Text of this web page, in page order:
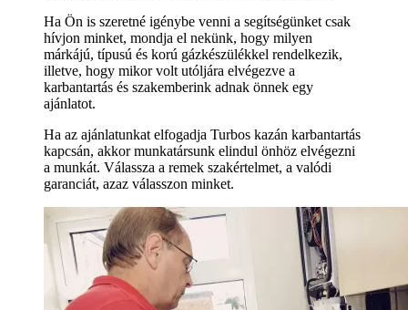
Ha Ön is szeretné igénybe venni a segítségünket csak
hívjon minket, mondja el nekünk, hogy milyen
márkájú, típusú és korú gázkészülékkel rendelkezik,
illetve, hogy mikor volt utóljára elvégezve a
karbantartás és szakemberink adnak önnek egy
ajánlatot.
Ha az ajánlatunkat elfogadja Turbos kazán karbantartás
kapcsán, akkor munkatársunk elindul önhöz elvégezni
a munkát. Válassza a remek szakértelmet, a valódi
garanciát, azaz válasszon minket.